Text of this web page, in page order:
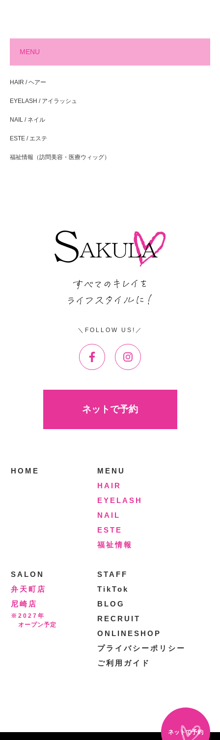
ネットで予約
MENU
HAIR / ヘアー
EYELASH / アイラッシュ
NAIL / ネイル
ESTE / エステ
福祉情報（訪問美容・医療ウィッグ）
FOLLOW US!
ネットで予約
HOME
MENU
HAIR
EYELASH
NAIL
ESTE
福祉情報
SALON
弁天町店
尼崎店
※2027年
オープン予定
STAFF
TikTok
BLOG
RECRUIT
ONLINESHOP
プライバシーポリシー
ご利用ガイド